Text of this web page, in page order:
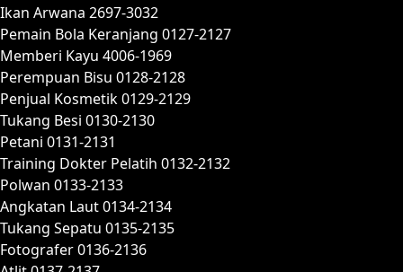
Ikan Arwana 2697-3032
Pemain Bola Keranjang 0127-2127
Memberi Kayu 4006-1969
Perempuan Bisu 0128-2128
Penjual Kosmetik 0129-2129
Tukang Besi 0130-2130
Petani 0131-2131
Training Dokter Pelatih 0132-2132
Polwan 0133-2133
Angkatan Laut 0134-2134
Tukang Sepatu 0135-2135
Fotografer 0136-2136